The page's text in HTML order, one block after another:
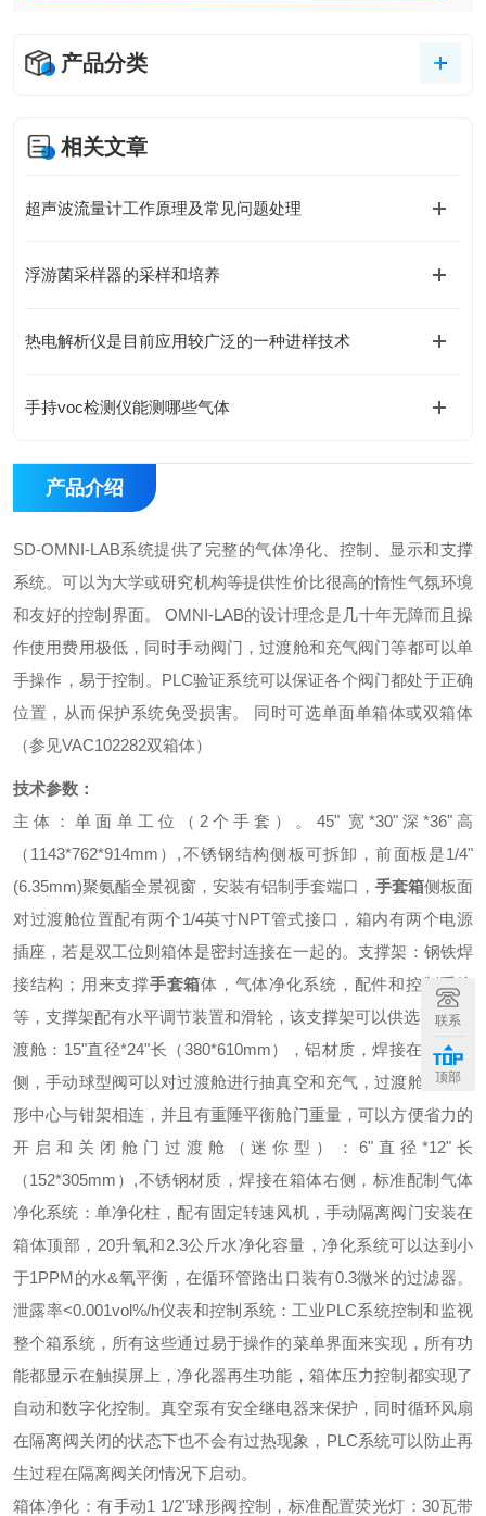
产品分类
相关文章
超声波流量计工作原理及常见问题处理
浮游菌采样器的采样和培养
热电解析仪是目前应用较广泛的一种进样技术
手持voc检测仪能测哪些气体
产品介绍
SD-OMNI-LAB系统提供了完整的气体净化、控制、显示和支撑
系统。可以为大学或研究机构等提供性价比很高的惰性气氛环境
和友好的控制界面。 OMNI-LAB的设计理念是几十年无障而且操
作使用费用极低，同时手动阀门，过渡舱和充气阀门等都可以单
手操作，易于控制。PLC验证系统可以保证各个阀门都处于正确
位置，从而保护系统免受损害。 同时可选单面单箱体或双箱体
（参见VAC102282双箱体）
技术参数：
主体：单面单工位（2个手套）。45" 宽*30"深*36"高
（1143*762*914mm）,不锈钢结构侧板可拆卸，前面板是1/4"
(6.35mm)聚氨酯全景视窗，安装有铝制手套端口， 手套箱侧板面
对过渡舱位置配有两个1/4英寸NPT管式接口，箱内有两个电源
插座，若是双工位则箱体是密封连接在一起的。支撑架：钢铁焊
接结构；用来支撑手套箱体，气体净化系统，配件和控制系统
等，支撑架配有水平调节装置和滑轮，该支撑架可以供选配。 过
渡舱：15"直径*24"长（380*610mm），铝材质，焊接在箱体右
侧，手动球型阀可以对过渡舱进行抽真空和充气，过渡舱门成弧
形中心与钳架相连，并且有重陲平衡舱门重量，可以方便省力的
开启和关闭舱门 过渡舱（迷你型）：6"直径*12"长
（152*305mm）,不锈钢材质，焊接在箱体右侧，标准配制气体
净化系统： 单净化柱，配有固定转速风机，手动隔离阀门安装在
箱体顶部，20升氧和2.3公斤水净化容量，净化系统可以达到小
于1PPM的水&氧平衡，在循环管路出口装有0.3微米的过滤器。
泄露率<0.001vol%/h仪表和控制系统：工业PLC系统控制和监视
整个箱系统，所有这些通过易于操作的菜单界面来实现，所有功
能都显示在触摸屏上，净化器再生功能，箱体压力控制都实现了
自动和数字化控制。真空泵有安全继电器来保护，同时循环风扇
在隔离阀关闭的状态下也不会有过热现象，PLC系统可以防止再
生过程在隔离阀关闭情况下启动。
箱体净化：有手动1 1/2"球形阀控制，标准配置荧光灯：30瓦带
联系
顶部